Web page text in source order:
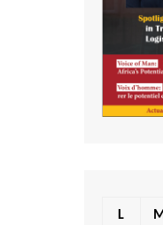
L